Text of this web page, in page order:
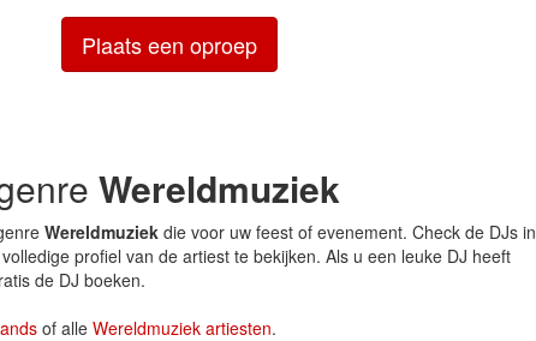
Plaats een oproep
Wereldmuziek
Wereldmuziek die voor uw feest of evenement. Check de DJs in
profiel van de artiest te bekijken. Als u een leuke DJ heeft
de DJ boeken.
of alle Wereldmuziek artiesten.